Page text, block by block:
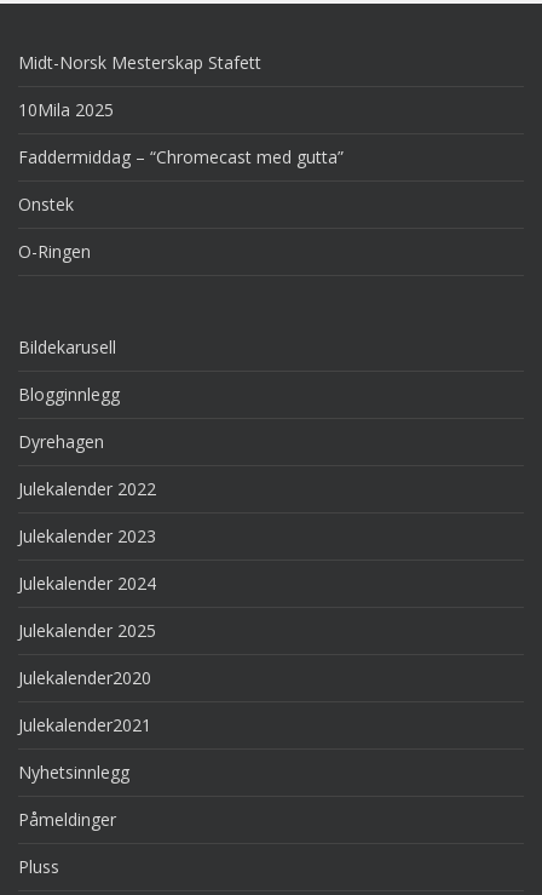
Midt-Norsk Mesterskap Stafett
10Mila 2025
Faddermiddag – “Chromecast med gutta”
Onstek
O-Ringen
Bildekarusell
Blogginnlegg
Dyrehagen
Julekalender 2022
Julekalender 2023
Julekalender 2024
Julekalender 2025
Julekalender2020
Julekalender2021
Nyhetsinnlegg
Påmeldinger
Pluss